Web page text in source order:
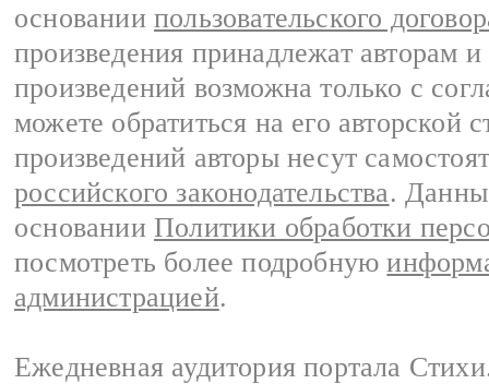
основании пользовательского
произведения принадлежат авторам
произведений возможна только с
можете обратиться на его авторской
произведений авторы несут
российского законодательства.
основании Политики обработки
посмотреть более подробную
администрацией.
Ежедневная аудитория портала